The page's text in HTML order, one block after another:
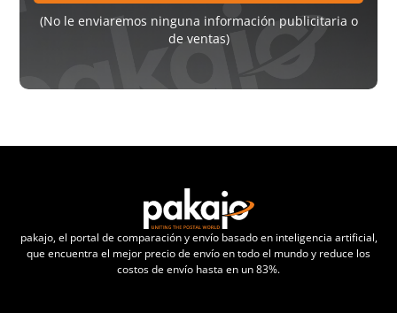
(No le enviaremos ninguna información publicitaria o
de ventas)
pakajo, el portal de comparación y envío basado en inteligencia artificial,
que encuentra el mejor precio de envío en todo el mundo y reduce los
costos de envío hasta en un 83%.